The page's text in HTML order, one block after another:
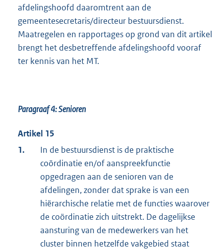
afdelingshoofd daaromtrent aan de
gemeentesecretaris/directeur bestuursdienst.
Maatregelen en rapportages op grond van dit artikel
brengt het desbetreffende afdelingshoofd vooraf
ter kennis van het MT.
Paragraaf 4: Senioren
Artikel 15
1.
In de bestuursdienst is de praktische
coördinatie en/of aanspreekfunctie
opgedragen aan de senioren van de
afdelingen, zonder dat sprake is van een
hiërarchische relatie met de functies waarover
de coördinatie zich uitstrekt. De dagelijkse
aansturing van de medewerkers van het
cluster binnen hetzelfde vakgebied staat